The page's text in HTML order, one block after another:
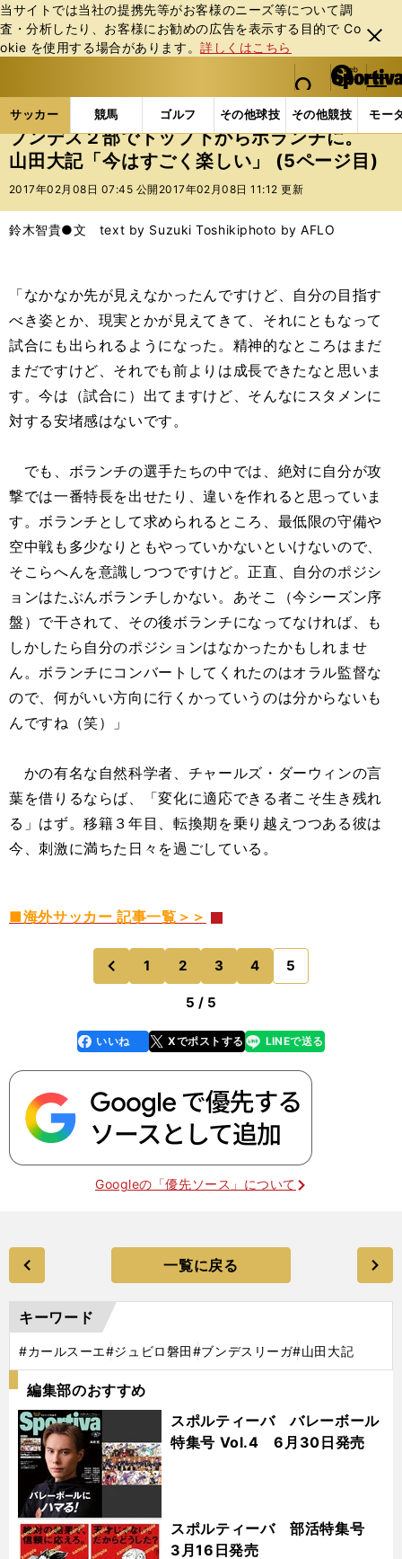
当サイトでは当社の提携先等がお客様のニーズ等について調
査・分析したり、お客様にお勧めの広告を表⽰する⽬的で Co
okie を使⽤する場合があります。詳しくはこちら
閉じ
る
web Sportiva (webスポルティーバ)
検索
マイペ
ー
ジ
メニュ
サッカー 競馬 ゴルフ その他球技 その他競技 モー
ス
ポ
ル
バ
サッカーの記事一覧 海外サッカー 海外サッカー
ブンデス２部でトップ下からボランチに。
山田大記「今はすごく楽しい」 (5ページ目)
2017年02月08日 07:45 公開 2017年02月08日 11:12 更新
鈴木智貴●文 text by Suzuki Toshikiphoto by AFLO
「なかなか先が見えなかったんですけど、自分の目指す
べき姿とか、現実とかが見えてきて、それにともなって
試合にも出られるようになった。精神的なところはまだ
まだですけど、それでも前よりは成長できたなと思いま
す。今は（試合に）出てますけど、そんなにスタメンに
対する安堵感はないです。
でも、ボランチの選手たちの中では、絶対に自分が攻
撃では一番特長を出せたり、違いを作れると思っていま
す。ボランチとして求められるところ、最低限の守備や
空中戦も多少なりともやっていかないといけないので、
そこらへんを意識しつつですけど。正直、自分のポジシ
ョンはたぶんボランチしかない。あそこ（今シーズン序
盤）で干されて、その後ボランチになってなければ、も
しかしたら自分のポジションはなかったかもしれませ
ん。ボランチにコンバートしてくれたのはオラル監督な
ので、何がいい方向に行くかっていうのは分からないも
んですね（笑）」
かの有名な自然科学者、チャールズ・ダーウィンの言
葉を借りるならば、「変化に適応できる者こそ生き残れ
る」はず。移籍３年目、転換期を乗り越えつつある彼は
今、刺激に満ちた日々を過ごしている。
■海外サッカー 記事一覧＞＞
前
のページへ
1 2 3 4 5
5 / 5
faceboo
k
いいね Xでポストする
line LINEで送る
Googleの「優先ソース」について
一覧に戻る
キーワード
#カールスーエ#ジュビロ磐田#ブンデスリーガ#山田大記
編集部のおすすめ
スポルティーバ バレーボール
特集号 Vol.4 6月30日発売
スポルティーバ 部活特集号
3月16日発売